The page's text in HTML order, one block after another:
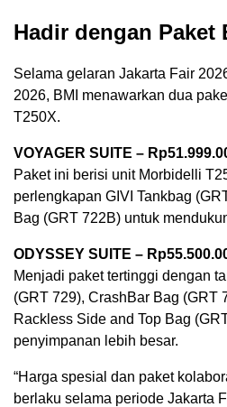
Hadir dengan Paket
Selama gelaran Jakarta Fair
2026, BMI menawarkan dua
T250X.
VOYAGER SUITE –
Paket ini berisi unit Morbidelli
perlengkapan GIVI Tankbag
Bag (GRT 722B) untuk
ODYSSEY SUITE –
Menjadi paket tertinggi dengan
(GRT 729), CrashBar Bag (GRT
Rackless Side and Top Bag
penyimpanan lebih besar.
“Harga spesial dan paket
berlaku selama periode Jakarta